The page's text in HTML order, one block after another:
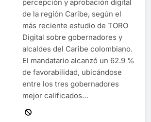
percepción y aprobación digital
de la región Caribe, según el
más reciente estudio de TORO
Digital sobre gobernadores y
alcaldes del Caribe colombiano.
El mandatario alcanzó un 62.9 %
de favorabilidad, ubicándose
entre los tres gobernadores
mejor calificados…